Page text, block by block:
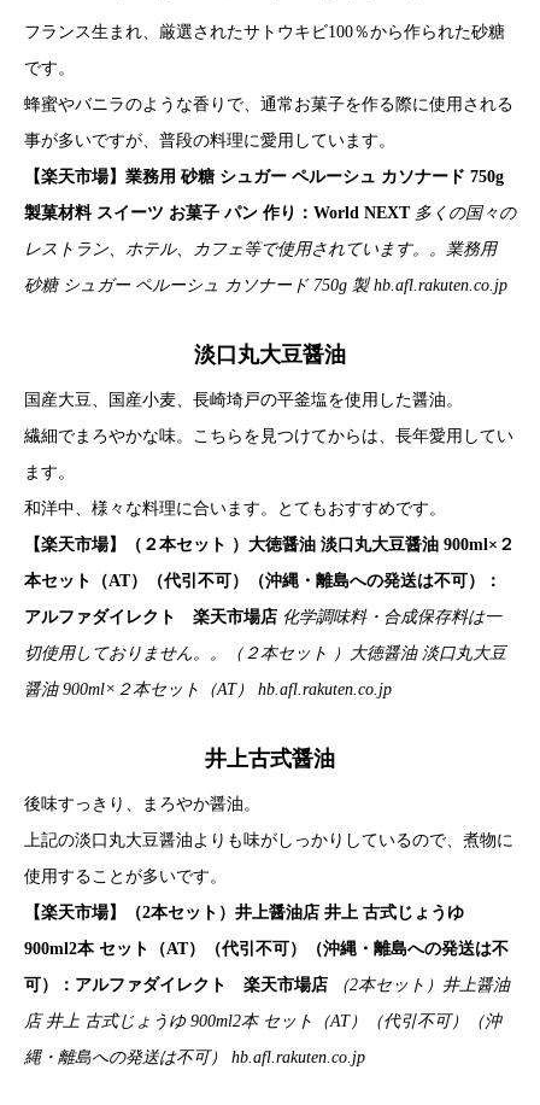
フランス生まれ、厳選されたサトウキビ100％から作られた砂糖
です。
蜂蜜やバニラのような香りで、通常お菓子を作る際に使用される
事が多いですが、普段の料理に愛用しています。
【楽天市場】業務用 砂糖 シュガー ペルーシュ カソナード 750g
製菓材料 スイーツ お菓子 パン 作り：World NEXT 多くの国々の
レストラン、ホテル、カフェ等で使用されています。。業務用
砂糖 シュガー ペルーシュ カソナード 750g 製 hb.afl.rakuten.co.jp
淡口丸大豆醤油
国産大豆、国産小麦、長崎埼戸の平釜塩を使用した醤油。
繊細でまろやかな味。こちらを見つけてからは、長年愛用してい
ます。
和洋中、様々な料理に合います。とてもおすすめです。
【楽天市場】（２本セット ）大徳醤油 淡口丸大豆醤油 900ml×２
本セット（AT）（代引不可）（沖縄・離島への発送は不可）：
アルファダイレクト 楽天市場店 化学調味料・合成保存料は一
切使用しておりません。。（２本セット ）大徳醤油 淡口丸大豆
醤油 900ml×２本セット（AT）
hb.afl.rakuten.co.jp
井上古式醤油
後味すっきり、まろやか醤油。
上記の淡口丸大豆醤油よりも味がしっかりしているので、煮物に
使用することが多いです。
【楽天市場】（2本セット）井上醤油店 井上 古式じょうゆ
900ml2本 セット（AT）（代引不可）（沖縄・離島への発送は不
可）：アルファダイレクト 楽天市場店
（2本セット）井上醤油
店 井上 古式じょうゆ 900ml2本 セット（AT）（代引不可）（沖
縄・離島への発送は不可）
hb.afl.rakuten.co.jp